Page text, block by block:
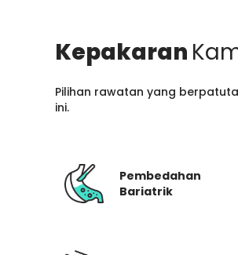
Kepakaran
Pilihan rawatan yang
ini.
Pembedahan
Bariatrik